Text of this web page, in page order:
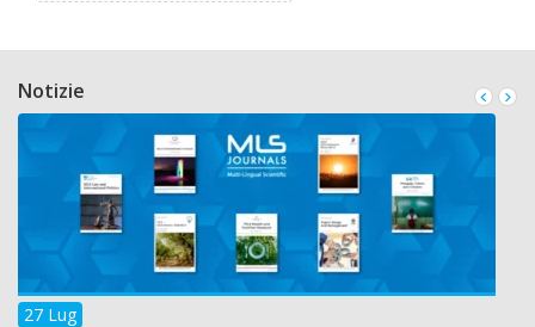
Notizie
27 Lug